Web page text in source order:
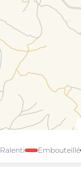
Ralenti Embouteillé